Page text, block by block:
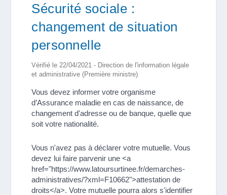
Sécurité sociale :
changement de situation
personnelle
Vérifié le 22/04/2021 - Direction de l'information légale
et administrative (Première ministre)
Vous devez informer votre organisme
d’Assurance maladie en cas de naissance, de
changement d'adresse ou de banque, quelle que
soit votre nationalité.
Vous n'avez pas à déclarer votre mutuelle. Vous
devez lui faire parvenir une <a
href="https://www.latoursurtinee.fr/demarches-
administratives/?xml=F10662">attestation de
droits</a>. Votre mutuelle pourra alors s'identifier